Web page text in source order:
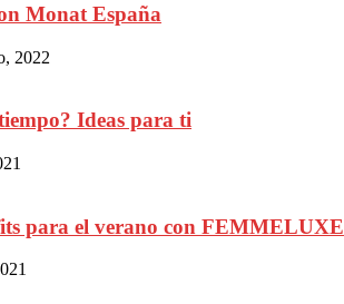
Monat España
2022
Ideas para ti
para el verano con FEMMELUXE